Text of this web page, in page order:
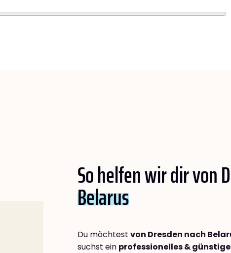
So helfen wir dir von
Belarus
Du möchtest von Dresden nach
suchst ein professionelles &